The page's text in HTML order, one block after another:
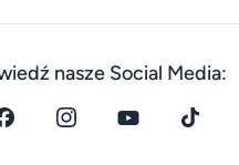
nasze Social Media: